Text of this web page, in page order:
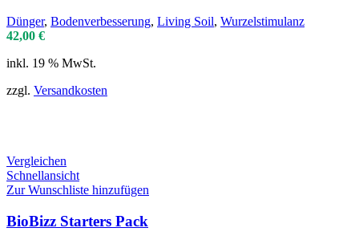
Dünger, Bodenverbesserung, Living Soil, Wurzelstimulanz
42,00 €
inkl. 19 % MwSt.
zzgl. Versandkosten
Vergleichen
Schnellansicht
Zur Wunschliste hinzufügen
BioBizz Starters Pack